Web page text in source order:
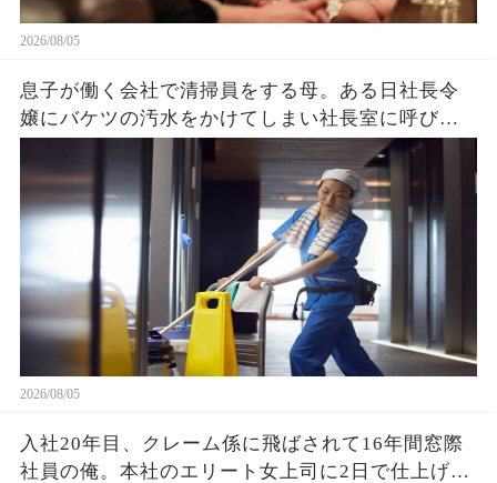
2026/08/05
息子が働く会社で清掃員をする母。ある日社長令
嬢にバケツの汚水をかけてしまい社長室に呼び出
され→クビを覚悟で息子と部屋に入ると社長令嬢
「ずっと探してました」「え？」
2026/08/05
入社20年目、クレーム係に飛ばされて16年間窓際
社員の俺。本社のエリート女上司に2日で仕上げた